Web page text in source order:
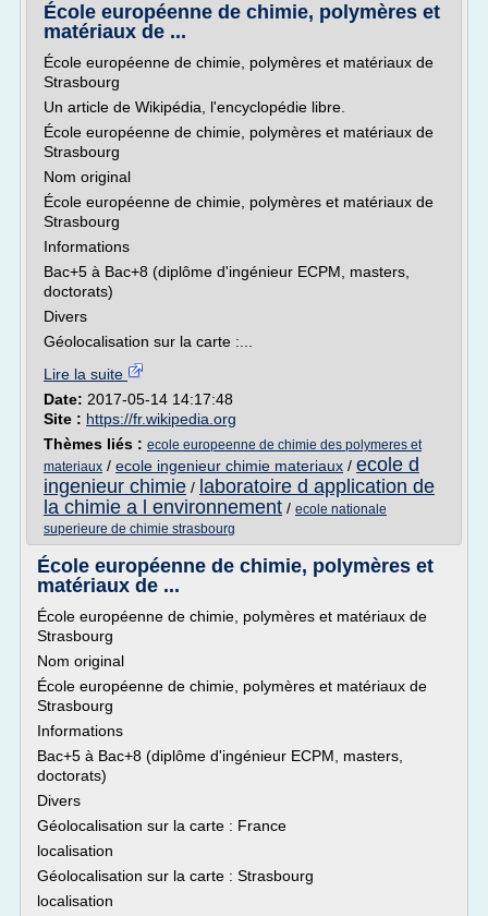
École européenne de chimie, polymères et
matériaux de ...
École européenne de chimie, polymères et matériaux de
Strasbourg
Un article de Wikipédia, l'encyclopédie libre.
École européenne de chimie, polymères et matériaux de
Strasbourg
Nom original
École européenne de chimie, polymères et matériaux de
Strasbourg
Informations
Bac+5 à Bac+8 (diplôme d'ingénieur ECPM, masters,
doctorats)
Divers
Géolocalisation sur la carte :...
Lire la suite
Date: 2017-05-14 14:17:48
Site : https://fr.wikipedia.org
Thèmes liés : ecole europeenne de chimie des polymeres et
materiaux / ecole ingenieur chimie materiaux / ecole d
ingenieur chimie / laboratoire d application de
la chimie a l environnement / ecole nationale
superieure de chimie strasbourg
École européenne de chimie, polymères et
matériaux de ...
École européenne de chimie, polymères et matériaux de
Strasbourg
Nom original
École européenne de chimie, polymères et matériaux de
Strasbourg
Informations
Bac+5 à Bac+8 (diplôme d'ingénieur ECPM, masters,
doctorats)
Divers
Géolocalisation sur la carte : France
localisation
Géolocalisation sur la carte : Strasbourg
localisation